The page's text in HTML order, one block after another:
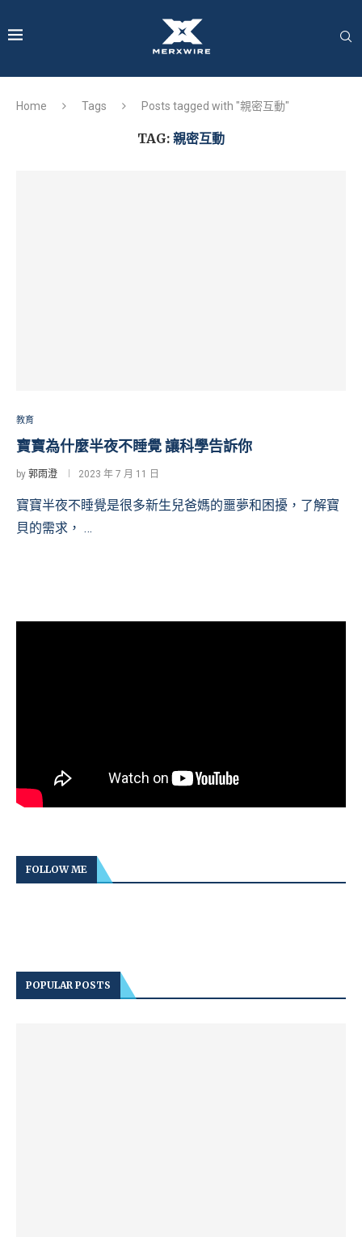
Home Tags Posts tagged with "親密互動"
TAG: 親密互動
教育
寶寶為什麼半夜不睡覺 讓科學告訴你
by 郭雨澄 2023 年 7 月 11 日
寶寶半夜不睡覺是很多新生兒爸媽的噩夢和困擾，了解寶
貝的需求， …
FOLLOW ME
POPULAR POSTS